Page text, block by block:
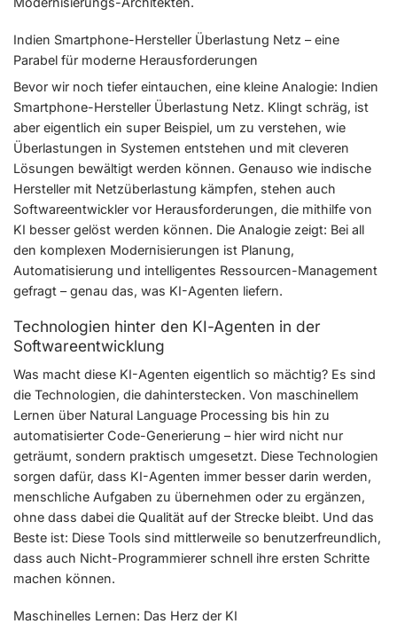
Indien Smartphone-Hersteller Überlastung Netz – eine
Parabel für moderne Herausforderungen
Bevor wir noch tiefer eintauchen, eine kleine Analogie: Indien
Smartphone-Hersteller Überlastung Netz. Klingt schräg, ist
aber eigentlich ein super Beispiel, um zu verstehen, wie
Überlastungen in Systemen entstehen und mit cleveren
Lösungen bewältigt werden können. Genauso wie indische
Hersteller mit Netzüberlastung kämpfen, stehen auch
Softwareentwickler vor Herausforderungen, die mithilfe von
KI besser gelöst werden können. Die Analogie zeigt: Bei all
den komplexen Modernisierungen ist Planung,
Automatisierung und intelligentes Ressourcen-Management
gefragt – genau das, was KI-Agenten liefern.
Technologien hinter den KI-Agenten in der
Softwareentwicklung
Was macht diese KI-Agenten eigentlich so mächtig? Es sind
die Technologien, die dahinterstecken. Von maschinellem
Lernen über Natural Language Processing bis hin zu
automatisierter Code-Generierung – hier wird nicht nur
geträumt, sondern praktisch umgesetzt. Diese Technologien
sorgen dafür, dass KI-Agenten immer besser darin werden,
menschliche Aufgaben zu übernehmen oder zu ergänzen,
ohne dass dabei die Qualität auf der Strecke bleibt. Und das
Beste ist: Diese Tools sind mittlerweile so benutzerfreundlich,
dass auch Nicht-Programmierer schnell ihre ersten Schritte
machen können.
Maschinelles Lernen: Das Herz der KI